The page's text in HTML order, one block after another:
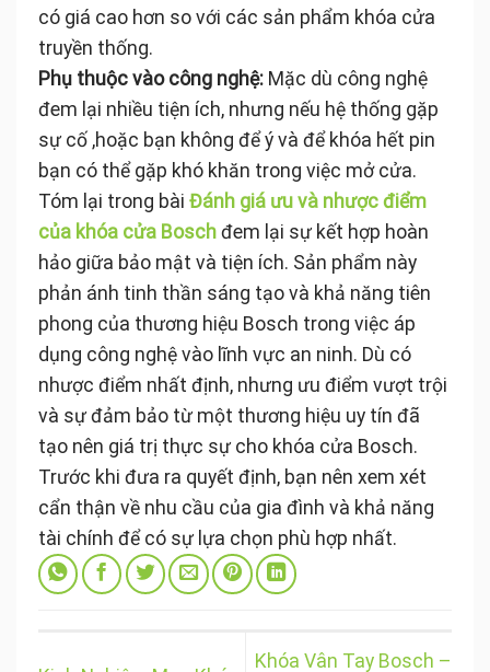
có giá cao hơn so với các sản phẩm khóa cửa
truyền thống.
Phụ thuộc vào công nghệ: Mặc dù công nghệ
đem lại nhiều tiện ích, nhưng nếu hệ thống gặp
sự cố ,hoặc bạn không để ý và để khóa hết pin
bạn có thể gặp khó khăn trong việc mở cửa.
Tóm lại trong bài Đánh giá ưu và nhược điểm
của khóa cửa Bosch đem lại sự kết hợp hoàn
hảo giữa bảo mật và tiện ích. Sản phẩm này
phản ánh tinh thần sáng tạo và khả năng tiên
phong của thương hiệu Bosch trong việc áp
dụng công nghệ vào lĩnh vực an ninh. Dù có
nhược điểm nhất định, nhưng ưu điểm vượt trội
và sự đảm bảo từ một thương hiệu uy tín đã
tạo nên giá trị thực sự cho khóa cửa Bosch.
Trước khi đưa ra quyết định, bạn nên xem xét
cẩn thận về nhu cầu của gia đình và khả năng
tài chính để có sự lựa chọn phù hợp nhất.
Khóa Vân Tay Bosch –